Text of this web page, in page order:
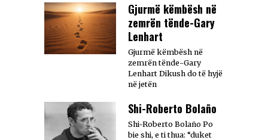
Gjurmë këmbësh në
zemrën tënde-Gary
Lenhart
Gjurmë këmbësh në
zemrën tënde-Gary
Lenhart Dikush do të hyjë
në jetën
Shi-Roberto Bolaño
Shi-Roberto Bolaño Po
bie shi, e ti thua: “duket